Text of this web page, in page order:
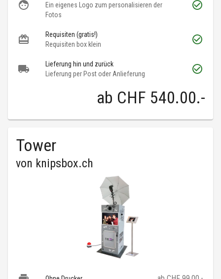
Ein eigenes Logo zum personalisieren der
Fotos
Requisiten (gratis!)
Requisiten box klein
Lieferung hin und zurück
Lieferung per Post oder Anlieferung
ab CHF 540.00.-
Tower
von knipsbox.ch